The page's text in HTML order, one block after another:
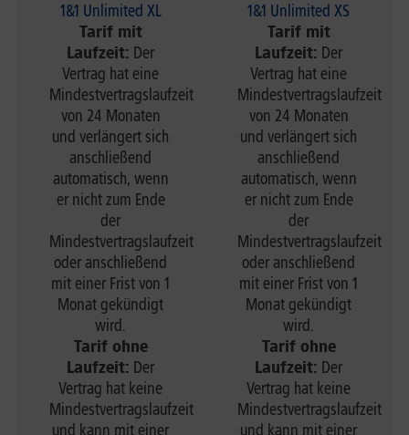
1&1 Unlimited XL
Tarif mit
Laufzeit: Der
Vertrag hat eine
Mindestvertragslaufzeit
von 24 Monaten
und verlängert sich
anschließend
automatisch, wenn
er nicht zum Ende
der
Mindestvertragslaufzeit
oder anschließend
mit einer Frist von 1
Monat gekündigt
wird.
Tarif ohne
Laufzeit: Der
Vertrag hat keine
Mindestvertragslaufzeit
und kann mit einer
1&1 Unlimited XS
Tarif mit
Laufzeit: Der
Vertrag hat eine
Mindestvertragslaufzeit
von 24 Monaten
und verlängert sich
anschließend
automatisch, wenn
er nicht zum Ende
der
Mindestvertragslaufzeit
oder anschließend
mit einer Frist von 1
Monat gekündigt
wird.
Tarif ohne
Laufzeit: Der
Vertrag hat keine
Mindestvertragslaufzeit
und kann mit einer